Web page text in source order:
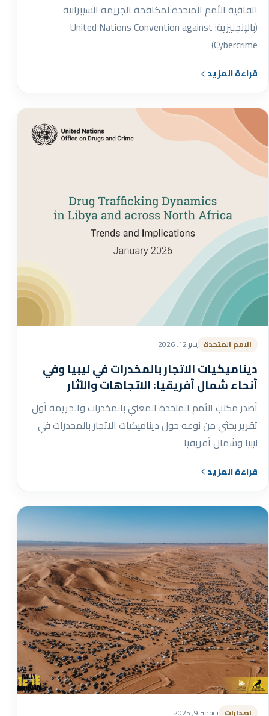
اتفاقية الأمم المتحدة لمكافحة الجريمة السيبرانية
(بالإنجليزية: United Nations Convention against
Cybercrime)
قراءة المزيد
الامم المتحدة يناير 12, 2026
ديناميكيات الاتجار بالمخدرات في ليبيا وفي
أنحاء شمال أفريقيا: الاتجاهات والآثار
أصدر مكتب الأمم المتحدة المعني بالمخدرات والجريمة أول
تقرير بحثي من نوعه حول ديناميكيات الاتجار بالمخدرات في
ليبيا وشمال أفريقيا
قراءة المزيد
اصدارات نوفمبر 9, 2025